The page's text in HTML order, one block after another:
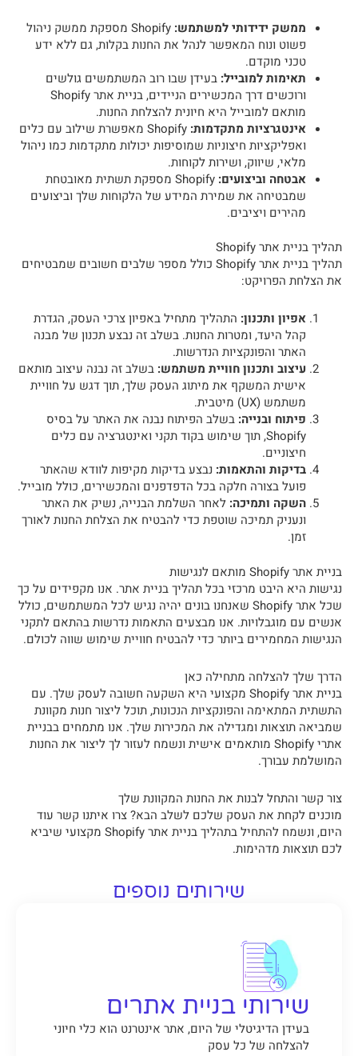
ממשק ידידותי למשתמש:
Shopify מספקת ממשק ניהול
פשוט ונוח המאפשר לנהל את החנות בקלות, גם ללא ידע
טכני מוקדם.
תאימות למובייל: בעידן שבו רוב המשתמשים גולשים
ורוכשים דרך המכשירים הניידים, בניית אתר Shopify
מותאם למובייל היא חיונית להצלחת החנות.
אינטגרציות מתקדמות:
Shopify מאפשרת שילוב עם כלים
ואפליקציות חיצוניות שמוסיפות יכולות מתקדמות כמו ניהול
מלאי, שיווק, ושירות לקוחות.
אבטחה וביצועים:
Shopify מספקת תשתית מאובטחת
שמבטיחה את שמירת המידע של הלקוחות שלך וביצועים
מהירים ויציבים.
תהליך בניית אתר Shopify
תהליך בניית אתר Shopify כולל מספר שלבים חשובים שמבטיחים
את הצלחת הפרויקט:
אפיון ותכנון: התהליך מתחיל באפיון צרכי העסק, הגדרת
קהל היעד, ומטרות החנות. בשלב זה נבצע תכנון של מבנה
האתר והפונקציות הנדרשות.
עיצוב ותכנון חוויית משתמש: בשלב זה נבנה עיצוב מותאם
אישית המשקף את מיתוג העסק שלך, תוך דגש על חוויית
משתמש (UX) מיטבית.
פיתוח ובנייה: בשלב הפיתוח נבנה את האתר על בסיס
Shopify, תוך שימוש בקוד תקני ואינטגרציה עם כלים
חיצוניים.
בדיקות והתאמות: נבצע בדיקות מקיפות לוודא שהאתר
פועל בצורה חלקה בכל הדפדפנים והמכשירים, כולל מובייל.
השקה ותמיכה: לאחר השלמת הבנייה, נשיק את האתר
ונעניק תמיכה שוטפת כדי להבטיח את הצלחת החנות לאורך
זמן.
בניית אתר Shopify מותאם לנגישות
נגישות היא היבט מרכזי בכל תהליך בניית אתר. אנו מקפידים על כך
שכל אתר Shopify שאנחנו בונים יהיה נגיש לכל המשתמשים, כולל
אנשים עם מוגבלויות. אנו מבצעים התאמות נדרשות בהתאם לתקני
הנגישות המחמירים ביותר כדי להבטיח חוויית שימוש שווה לכולם.
הדרך שלך להצלחה מתחילה כאן
בניית אתר Shopify מקצועי היא השקעה חשובה לעסק שלך. עם
התשתית המתאימה והפונקציות הנכונות, תוכל ליצור חנות מקוונת
שמביאה תוצאות ומגדילה את המכירות שלך. אנו מתמחים בבניית
אתרי Shopify מותאמים אישית ונשמח לעזור לך ליצור את החנות
המושלמת עבורך.
צור קשר והתחל לבנות את החנות המקוונת שלך
מוכנים לקחת את העסק שלכם לשלב הבא? צרו איתנו קשר עוד
היום, ונשמח להתחיל בתהליך בניית אתר Shopify מקצועי שיביא
לכם תוצאות מדהימות.
שירותים נוספים
שירותי בניית אתרים
בעידן הדיגיטלי של היום, אתר אינטרנט הוא כלי חיוני
להצלחה של כל עסק